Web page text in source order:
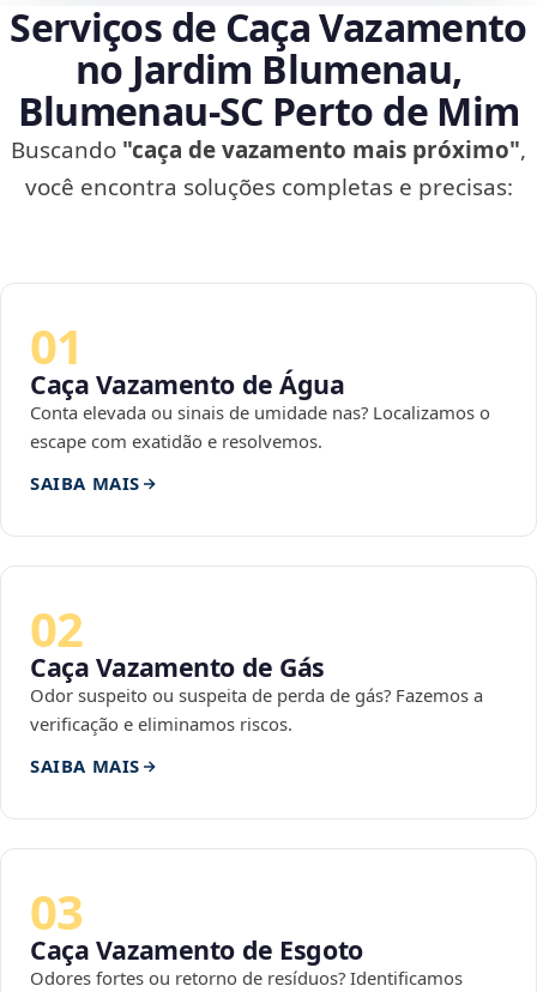
Serviços de Caça Vazamento
no Jardim Blumenau,
Blumenau‑SC Perto de Mim
Buscando "caça de vazamento mais próximo",
você encontra soluções completas e precisas:
01
Caça Vazamento de Água
Conta elevada ou sinais de umidade nas? Localizamos o
escape com exatidão e resolvemos.
SAIBA MAIS
02
Caça Vazamento de Gás
Odor suspeito ou suspeita de perda de gás? Fazemos a
verificação e eliminamos riscos.
SAIBA MAIS
03
Caça Vazamento de Esgoto
Odores fortes ou retorno de resíduos? Identificamos